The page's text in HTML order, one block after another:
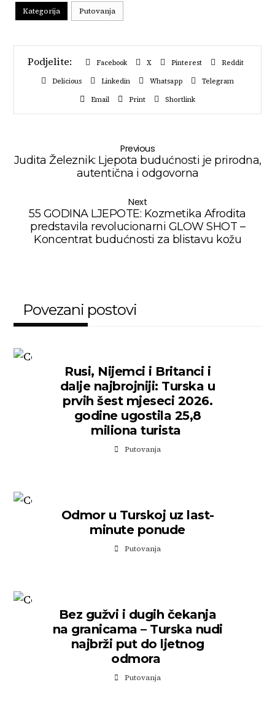
Kategorija Putovanja
Facebook X Pinterest
Reddit
Delicious
Linkedin Whatsapp
Telegram
Email
Print Shortlink
Previous
Judita Železnik: Ljepota budućnosti je prirodna,
autentična i odgovorna
Next
55 GODINA LJEPOTE: Kozmetika Afrodita
predstavila revolucionarni GLOW SHOT –
Koncentrat budućnosti za blistavu kožu
Povezani postovi
Rusi, Nijemci i Britanci i
dalje najbrojniji: Turska u
prvih šest mjeseci 2026.
godine ugostila 25,8
miliona turista
Putovanja
Odmor u Turskoj uz last-
minute ponude
Putovanja
Bez gužvi i dugih čekanja
na granicama – Turska nudi
najbrži put do ljetnog
odmora
Putovanja